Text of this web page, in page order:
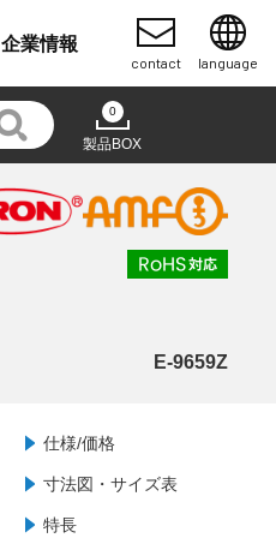
企業情報
contact language
0
製品BOX
E-9659Z
仕様/価格
寸法図・サイズ表
特長